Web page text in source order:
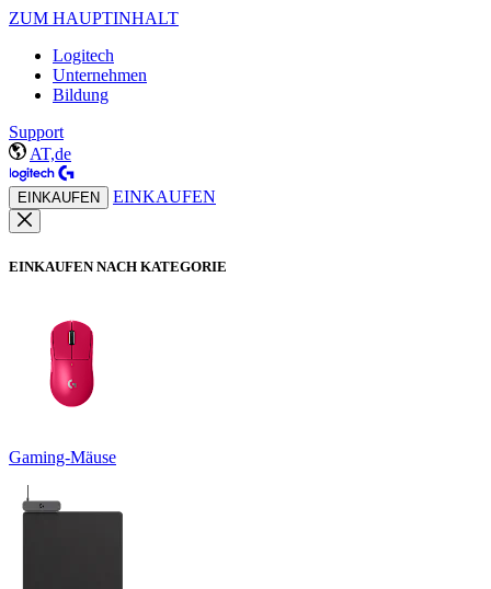
ZUM HAUPTINHALT
Logitech
Unternehmen
Bildung
Support
AT,de
EINKAUFEN EINKAUFEN
EINKAUFEN NACH KATEGORIE
Gaming-Mäuse